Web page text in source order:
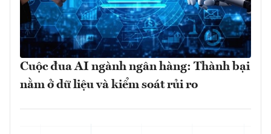
Cuộc đua AI ngành ngân hàng: Thành bại
nằm ở dữ liệu và kiểm soát rủi ro